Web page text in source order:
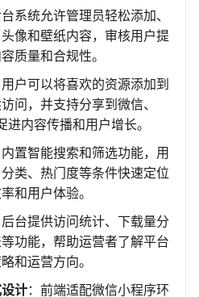
系统允许管理员轻松添加、
像和壁纸内容，审核用户提
质量和合规性。
用户可以将喜欢的资源添加到
问，并支持分享到微信、
进内容传播和用户增长。
内置智能搜索和筛选功能，用
类、热门度等条件快速定位
和用户体验。
后台提供访问统计、下载量分
功能，帮助运营者了解平台
和运营方向。
计：前端适配微信小程序环